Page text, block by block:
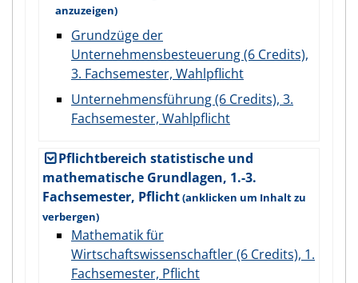
Grundzüge der
Unternehmensbesteuerung (6 Credits),
3. Fachsemester, Wahlpflicht
Unternehmensführung (6 Credits), 3.
Fachsemester, Wahlpflicht
Pflichtbereich statistische und
mathematische Grundlagen, 1.-3.
Fachsemester, Pflicht
Mathematik für
Wirtschaftswissenschaftler (6 Credits), 1.
Fachsemester, Pflicht